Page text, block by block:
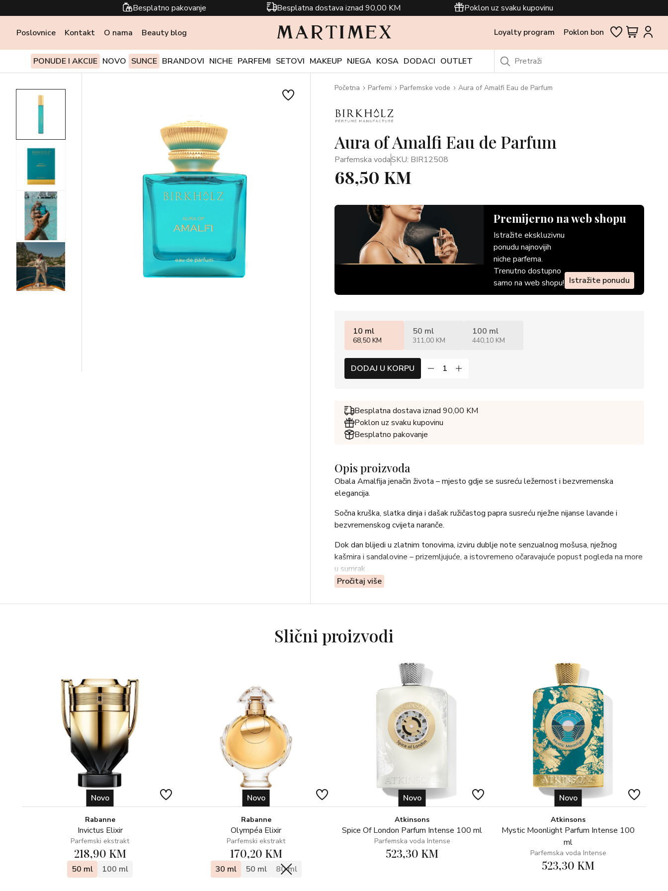
Besplatno pakovanje Besplatna dostava iznad 90,00 KM Poklon uz svaku kupovinu
Poslovnice Kontakt O nama Beauty blog Loyalty program Poklon bon
PONUDE I AKCIJE NOVO SUNCE BRANDOVI NICHE PARFEMI SETOVI MAKEUP NJEGA KOSA DODACI OUTLET
Početna Parfemi Parfemske vode Aura of Amalfi Eau de Parfum
Aura of Amalfi Eau de Parfum
Parfemska vodaSKU: BIR12508
68,50 KM
Premijerno na web shopu
Istražite ekskluzivnu
ponudu najnovijih
niche parfema.
Trenutno dostupno
samo na web shopu! Istražite ponudu
10 ml
68,50 KM
50 ml
311,00 KM
100 ml
440,10 KM
DODAJ U KORPU
Besplatna dostava iznad 90,00 KM
Poklon uz svaku kupovinu
Besplatno pakovanje
Opis proizvoda
Obala Amalfija jenačin života – mjesto gdje se susreću ležernost i bezvremenska
elegancija.
Sočna kruška, slatka dinja i dašak ružičastog papra susreću nježne nijanse lavande i
bezvremenskog cvijeta naranče.
Dok dan blijedi u zlatnim tonovima, izviru dublje note senzualnog mošusa, nježnog
kašmira i sandalovine – prizemljujuće, a istovremeno očaravajuće popust pogleda na more
u sumrak .
Više od mirisa, to je uspomena, lagana poput ljetnog povjetarca, bezvremenska i živa
plavetnilo mora.
Miris koji dočarava mir i ležernost Amalfija – mediteranski, elegantan i profinjen bez
Pročitaj više
Slični proizvodi
Novo
Rabanne
Invictus Elixir
Parfemski ekstrakt
218,90 KM
50 ml 100 ml
Novo
Rabanne
Olympéa Elixir
Parfemski ekstrakt
170,20 KM
30 ml 50 ml 80 ml
Novo
Atkinsons
Spice Of London Parfum Intense 100 ml
Parfemska voda Intense
523,30 KM
Novo
Atkinsons
Mystic Moonlight Parfum Intense 100
ml
Parfemska voda Intense
523,30 KM